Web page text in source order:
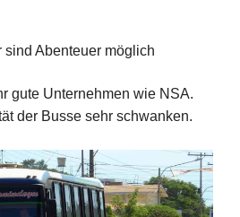
sind Abenteuer möglich
gute Unternehmen wie NSA.
der Busse sehr schwanken.